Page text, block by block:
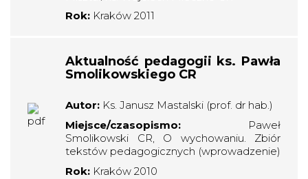
Rok: Kraków 2011
Aktualność pedagogii ks. Pawła
Smolikowskiego CR
Autor: Ks. Janusz Mastalski (prof. dr hab.)
Miejsce/czasopismo: Paweł
Smolikowski CR, O wychowaniu. Zbiór
tekstów pedagogicznych (wprowadzenie)
Rok: Kraków 2010